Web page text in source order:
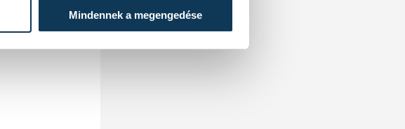
Mindennek a megengedése